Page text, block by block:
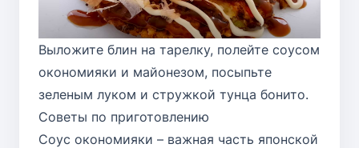
Выложите блин на тарелку, полейте соусом
окономияки и майонезом, посыпьте
зеленым луком и стружкой тунца бонито.
Советы по приготовлению
Соус окономияки – важная часть японской